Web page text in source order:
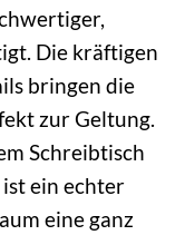
Die kräftigen
bringen die
zur Geltung.
Schreibtisch
ist ein echter
eine ganz